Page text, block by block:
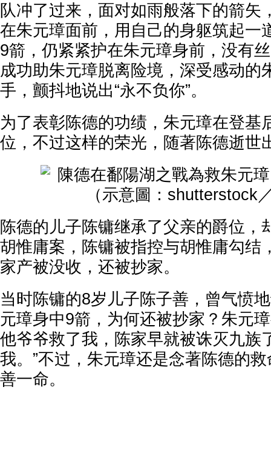
队冲了过来，面对如雨般落下的箭矢
在朱元璋面前，用自己的身躯筑起一
9箭，仍紧紧护在朱元璋身前，没有
成功助朱元璋脱离险境，深受感动的
手，颤抖地说出“永不负你”。
为了表彰陈德的功绩，朱元璋在登基
位，不过这样的荣光，随著陈德逝世
陈德的儿子陈镛继承了父亲的爵位，
胡惟庸案，陈镛被指控与胡惟庸勾结
家产被没收，还被抄家。
当时陈镛的8岁儿子陈子善，曾气愤
元璋身中9箭，为何还被抄家？朱元
他爷爷救了我，陈家早就被诛灭九族
我。”不过，朱元璋还是念著陈德的
善一命。